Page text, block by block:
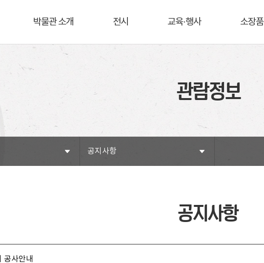
박물관 소개 전시 교육·행사 소장품
관람정보
공지사항
공지사항
공사안내